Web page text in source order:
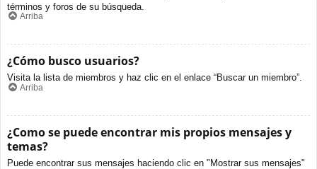
términos y foros de su búsqueda.
Arriba
¿Cómo busco usuarios?
Visita la lista de miembros y haz clic en el enlace “Buscar un miembro”.
Arriba
¿Como se puede encontrar mis propios mensajes y
temas?
Puede encontrar sus mensajes haciendo clic en "Mostrar sus mensajes"